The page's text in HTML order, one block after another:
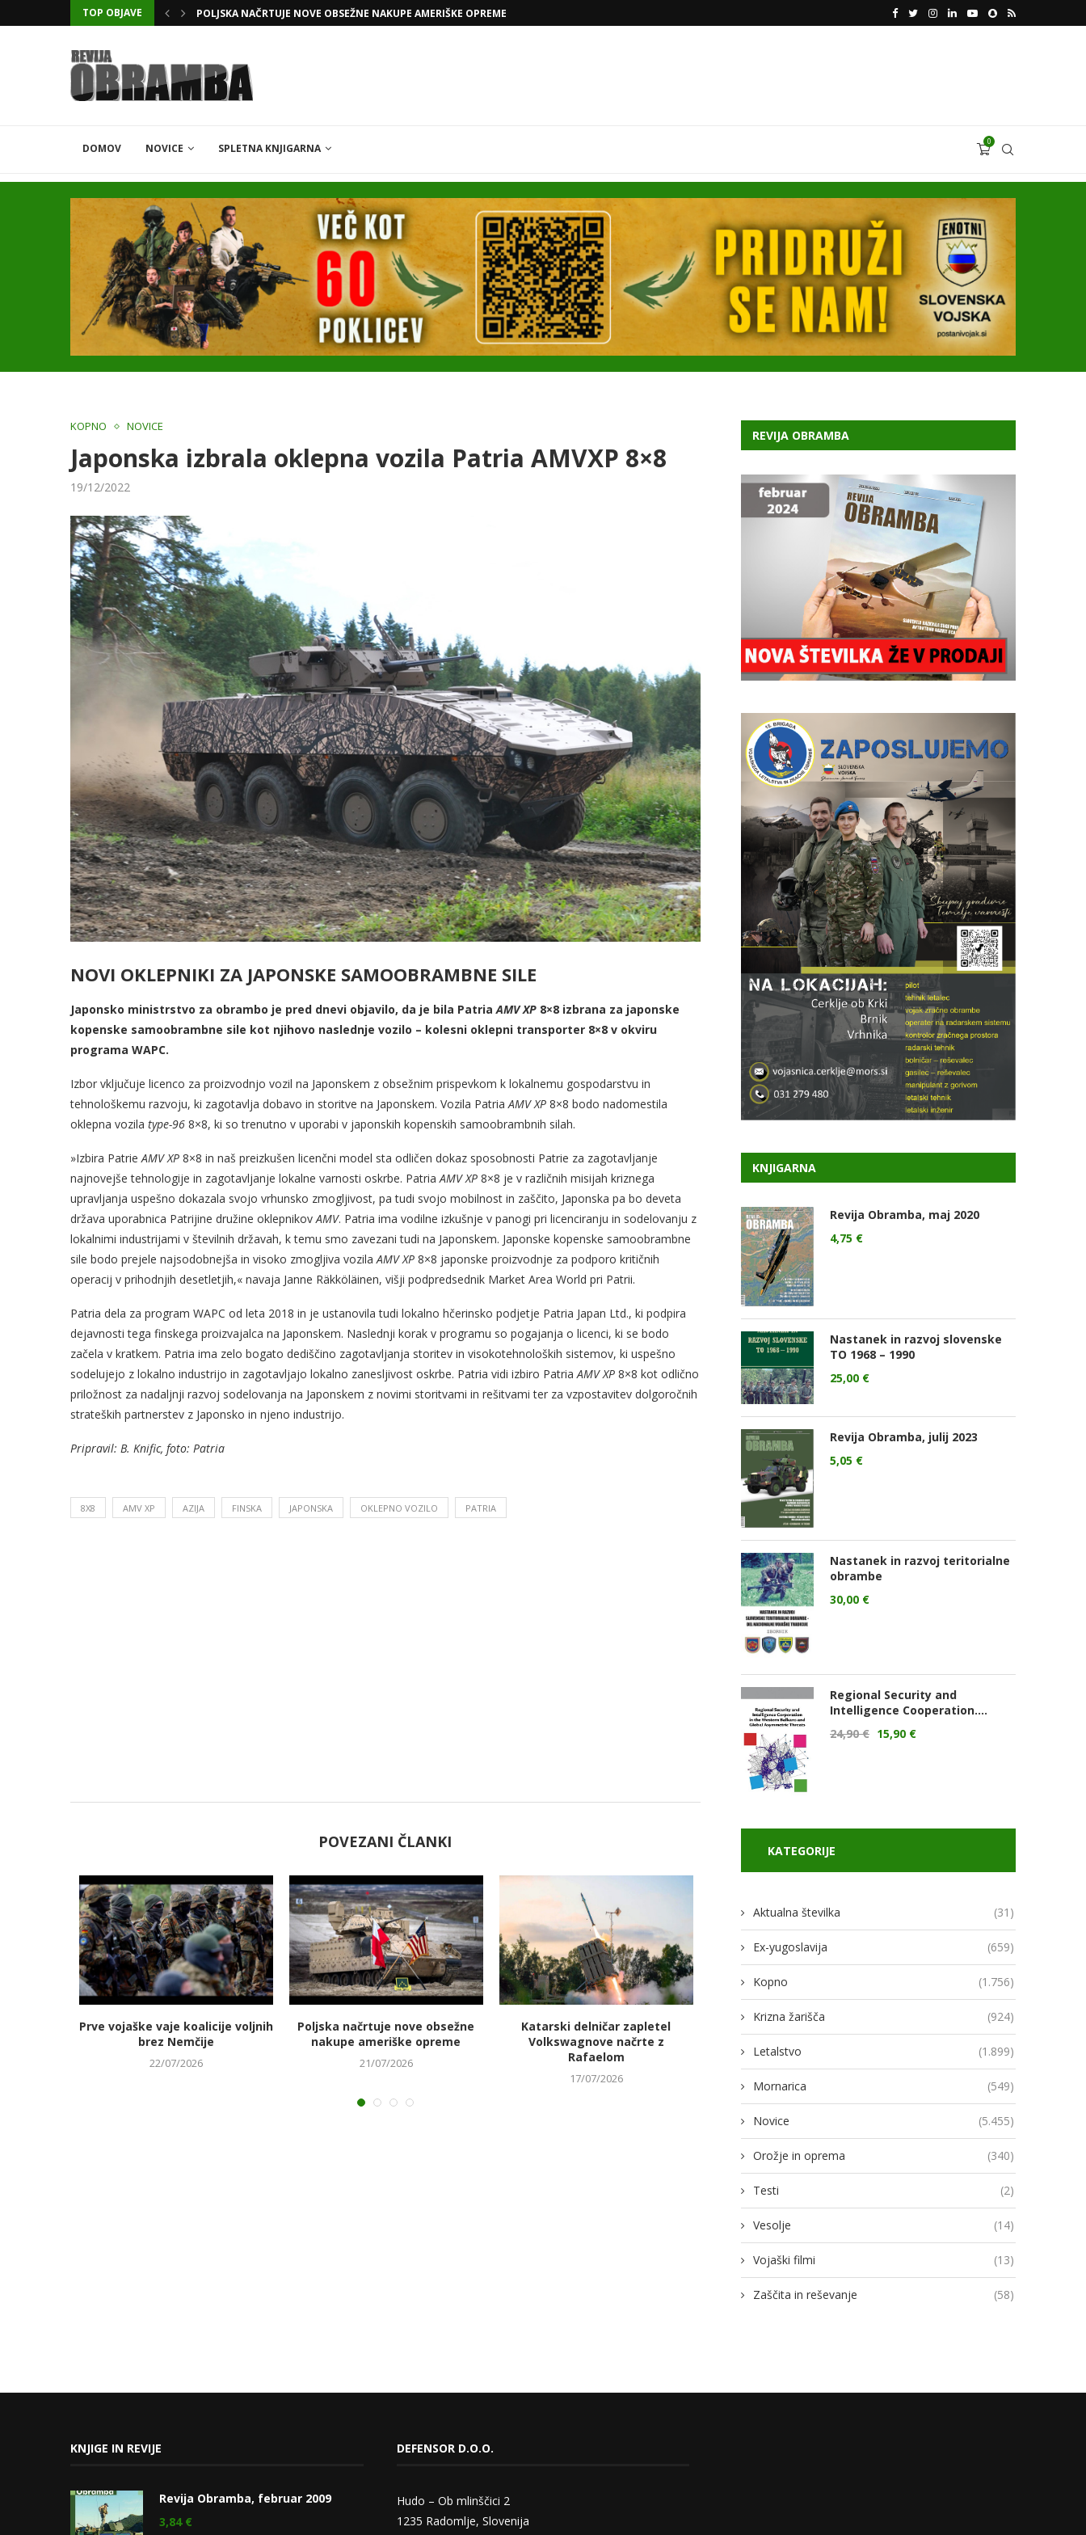
TOP OBJAVE
KATARSKI DELNIČAR ZAPLETEL VOLKSWAGNOVE NAČRTE Z RAFAELOM
VODJA UKROBORONPROMA HERMAN SMETANIN
DOMOV NOVICE SPLETNA KNJIGARNA
0
KOPNO NOVICE
Japonska izbrala oklepna vozila Patria AMVXP 8×8
19/12/2022
NOVI OKLEPNIKI ZA JAPONSKE SAMOOBRAMBNE SILE
Japonsko ministrstvo za obrambo je pred dnevi objavilo, da je bila PatriaAMV XP 8×8 izbrana za japonske
kopenske samoobrambne sile kot njihovo naslednje vozilo – kolesni oklepni transporter 8×8 v okviru
programa WAPC.
Izbor vključuje licenco za proizvodnjo vozil na Japonskem z obsežnim prispevkom k lokalnemu gospodarstvu in
tehnološkemu razvoju, ki zagotavlja dobavo in storitve na Japonskem. Vozila PatriaAMV XP 8×8 bodo nadomestila
oklepna vozila type-96 8×8, ki so trenutno v uporabi v japonskih kopenskih samoobrambnih silah.
»Izbira PatrieAMV XP 8×8 in naš preizkušen licenčni model sta odličen dokaz sposobnosti Patrie za zagotavljanje
najnovejše tehnologije in zagotavljanje lokalne varnosti oskrbe. PatriaAMV XP 8×8 je v različnih misijah kriznega
upravljanja uspešno dokazala svojo vrhunsko zmogljivost, pa tudi svojo mobilnost in zaščito, Japonska pa bo deveta
država uporabnica Patrijine družine oklepnikovAMV. Patria ima vodilne izkušnje v panogi pri licenciranju in sodelovanju z
lokalnimi industrijami v številnih državah, k temu smo zavezani tudi na Japonskem. Japonske kopenske samoobrambne
sile bodo prejele najsodobnejša in visoko zmogljiva vozilaAMV XP 8×8 japonske proizvodnje za podporo kritičnih
operacij v prihodnjih desetletjih,« navaja Janne Räkköläinen, višji podpredsednik Market Area World pri Patrii.
Patria dela za program WAPC od leta 2018 in je ustanovila tudi lokalno hčerinsko podjetje Patria Japan Ltd., ki podpira
dejavnosti tega finskega proizvajalca na Japonskem. Naslednji korak v programu so pogajanja o licenci, ki se bodo
začela v kratkem. Patria ima zelo bogato dediščino zagotavljanja storitev in visokotehnoloških sistemov, ki uspešno
sodelujejo z lokalno industrijo in zagotavljajo lokalno zanesljivost oskrbe. Patria vidi izbiro Patria AMV XP 8×8 kot odlično
priložnost za nadaljnji razvoj sodelovanja na Japonskem z novimi storitvami in rešitvami ter za vzpostavitev dolgoročnih
strateških partnerstev z Japonsko in njeno industrijo.
Pripravil: B. Knific, foto: Patria
8X8 AMV XP AZIJA FINSKA JAPONSKA OKLEPNO VOZILO PATRIA
POVEZANI ČLANKI
Prve vojaške vaje koalicije voljnih
brez Nemčije
22/07/2026
Poljska načrtuje nove obsežne
nakupe ameriške opreme
21/07/2026
Katarski delničar zapletel
Volkswagnove načrte z
Rafaelom
17/07/2026
Vodja Ukroboronproma Herman
Lovci rafale za Ukrajino
13/07/2026
REVIJA OBRAMBA
KNJIGARNA
Revija Obramba, maj 2020
4,75 €
Nastanek in razvoj slovenske
TO 1968 – 1990
25,00 €
Revija Obramba, julij 2023
5,05 €
Nastanek in razvoj teritorialne
obrambe
30,00 €
Regional Security and
Intelligence Cooperation....
24,90€ 15,90 €
KATEGORIJE
Aktualna številka (31)
Ex-yugoslavija (659)
Kopno (1.756)
Krizna žarišča (924)
Letalstvo (1.899)
Mornarica (549)
Novice (5.455)
Orožje in oprema (340)
Testi (2)
Vesolje (14)
Vojaški filmi (13)
Zaščita in reševanje (58)
KNJIGE IN REVIJE
Revija Obramba, februar 2009
3,84 €
DEFENSOR D.O.O.
Hudo – Ob mlinščici 2
1235 Radomlje, Slovenija